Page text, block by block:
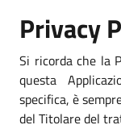
Privacy
Si ricorda che la
questa
specifica, è
del Titolare del